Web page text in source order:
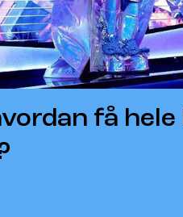
få hele